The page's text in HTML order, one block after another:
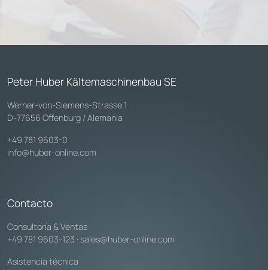
Peter Huber Kältemaschinenbau SE
Werner-von-Siemens-Strasse 1
D-77656 Offenburg / Alemania
+49 781 9603-0
info@huber-online.com
Contacto
Consultoría & Ventas
+49 781 9603-123 · sales@huber-online.com
Asistencia técnica